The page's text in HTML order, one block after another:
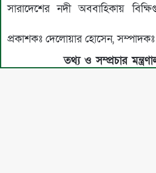
সারাদেশের নদী অববাহিকায়
প্রকাশকঃ দেলোয়ার হোসেন,
তথ্য ও সম্প্রচার